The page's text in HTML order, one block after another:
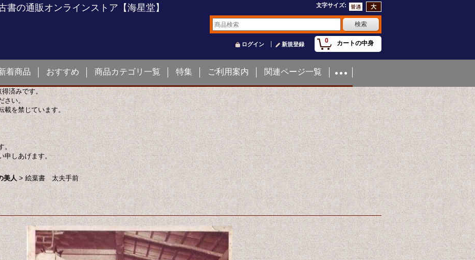
書の通販オンラインストア【海星堂】 文字サイズ:
0 カートの中身
ログイン 新規登録
着商品 おすすめ 商品カテゴリ一覧 特集 ご利用案内 関連ページ一覧
済みです。
さい。
載を禁じています。
。
申しあげます。
美人 > 絵葉書 太夫手前